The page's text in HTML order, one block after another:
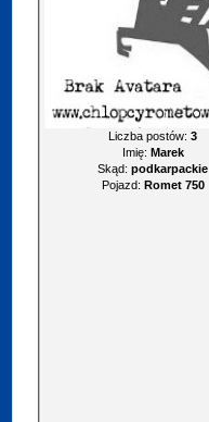
Liczba postów:3
Imię: Marek
Skąd: podkarpackie
Pojazd: Romet 750